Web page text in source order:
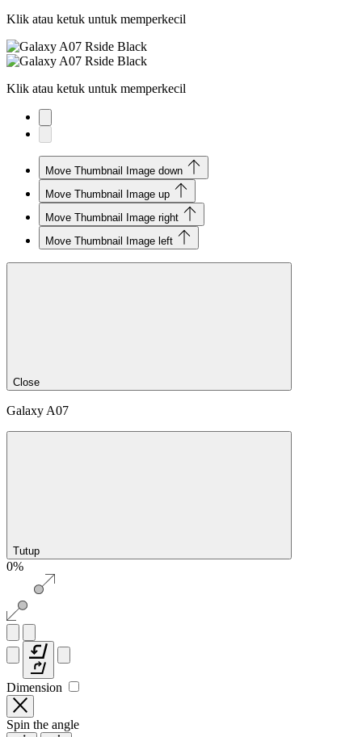
Klik atau ketuk untuk memperkecil
Klik atau ketuk untuk memperkecil
Move Thumbnail Image down
Move Thumbnail Image up
Move Thumbnail Image right
Move Thumbnail Image left
Close
Galaxy A07
Tutup
0%
Dimension
Spin the angle